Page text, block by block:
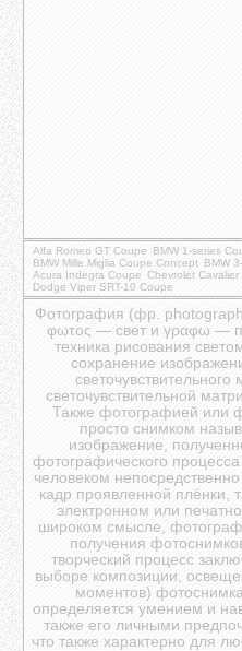
Alfa Romeo GT Coupe
BMW 1-series
BMW Mille Miglia Coupe Concept BMW
Acura Indegra Coupe Chevrolet Cavalier
Dodge Viper SRT-10 Coupe
Фотография (фр.
φωτος — свет и γραφω —
техника рисования
сохранение
светочувствительной
Также фотографией или
просто снимком
изображение,
фотографического
человеком
кадр проявленной плёнки,
электронном или
широком смысле,
получения
творческий процесс
выборе композиции,
моментов)
определяется умением и
также его личными
что также характерно для